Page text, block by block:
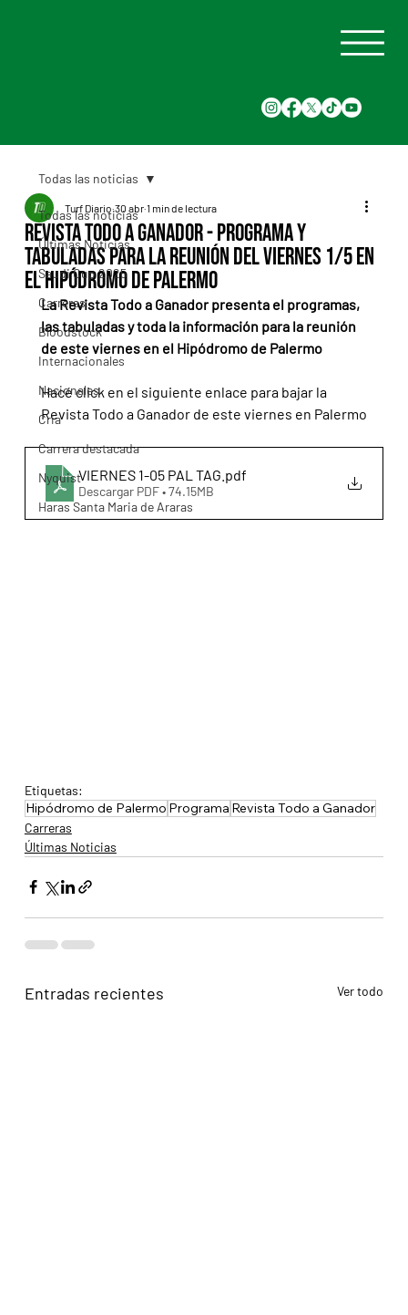
Todas las noticias
Últimas Noticias
Saudi Cup 2025
Carreras
Bloodstock
Internacionales
Nacionales
Cria
Carrera destacada
Nyquist
Haras Santa Maria de Araras
Todas las noticias
Revista Todo a Ganador - Programa y
tabuladas para la reunión del viernes 1/5 en
el Hipódromo de Palermo
Turf Diario 30 abr 1 min de lectura
La Revista Todo a Ganador presenta el programas,
las tabuladas y toda la información para la reunión
de este viernes en el Hipódromo de Palermo
Hacé click en el siguiente enlace para bajar la
Revista Todo a Ganador de este viernes en Palermo
VIERNES 1-05 PAL TAG .pdf
Descargar PDF • 74.15MB
Etiquetas:
Hipódromo de Palermo Programa Revista Todo a Ganador
Carreras
Últimas Noticias
Entradas recientes Ver todo